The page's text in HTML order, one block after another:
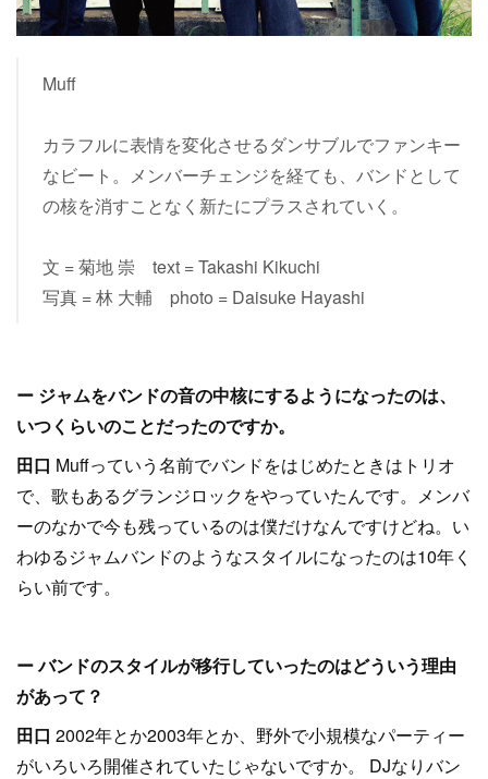
Muff
カラフルに表情を変化させるダンサブルでファンキー
なビート。メンバーチェンジを経ても、バンドとして
の核を消すことなく新たにプラスされていく。
文 = 菊地 崇 text = Takashi Kikuchi
写真 = 林 大輔 photo = Daisuke Hayashi
ー ジャムをバンドの音の中核にするようになったのは、
いつくらいのことだったのですか。
田口 Muffっていう名前でバンドをはじめたときはトリオ
で、歌もあるグランジロックをやっていたんです。メンバ
ーのなかで今も残っているのは僕だけなんですけどね。い
わゆるジャムバンドのようなスタイルになったのは10年く
らい前です。
ー バンドのスタイルが移行していったのはどういう理由
があって？
田口 2002年とか2003年とか、野外で小規模なパーティー
がいろいろ開催されていたじゃないですか。 DJなりバン